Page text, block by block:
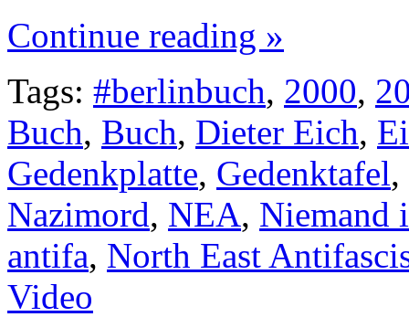
Continue reading »
Tags: #berlinbuch, 2000,
Buch, Buch, Dieter Eich,
Gedenkplatte, Gedenktafel,
Nazimord, NEA, Niemand
antifa, North East
Video